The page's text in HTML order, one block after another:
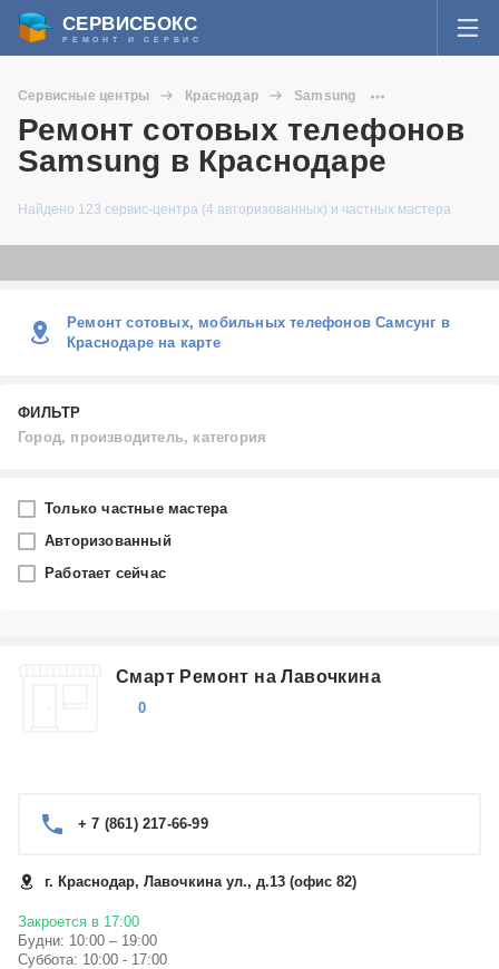
СЕРВИСБОКС
РЕМОНТ И СЕРВИС
Я забыл пароль
Регистрация
СЕРВИСЫ И МАСТЕРА
ЗАДАТЬ ВОПРОС МАСТЕРАМ
Сервисные центры Краснодар
Samsung
Сотовые телефоны
Ремонт сотовых телефонов
Samsung в Краснодаре
Найдено 123 сервис-центра (4 авторизованных) и частных мастера
Ремонт сотовых, мобильных телефонов Самсунг в
Краснодаре на карте
ФИЛЬТР
Город, производитель, категория
Краснодар
Производитель
Только частные мастера
Авторизованный
Работает сейчас
Смарт Ремонт на Лавочкина
0
+ 7 (861) 217-66-99
г. Краснодар, Лавочкина ул., д.13 (офис 82)
Закроется в 17:00
Будни: 10:00 – 19:00
Суббота: 10:00 - 17:00